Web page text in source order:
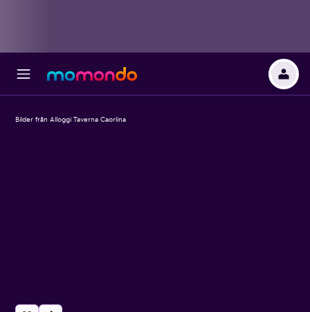
Bilder från Alloggi Taverna Caorlina